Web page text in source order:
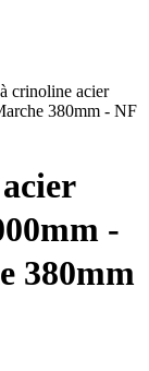
crinoline acier
380mm - NF
-
380mm